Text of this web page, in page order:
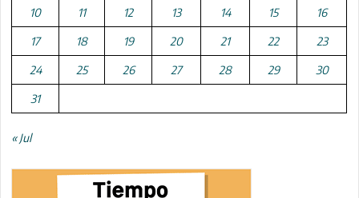
10 11 12 13 14 15 16
17 18 19 20 21 22 23
24 25 26 27 28 29 30
31
« Jul